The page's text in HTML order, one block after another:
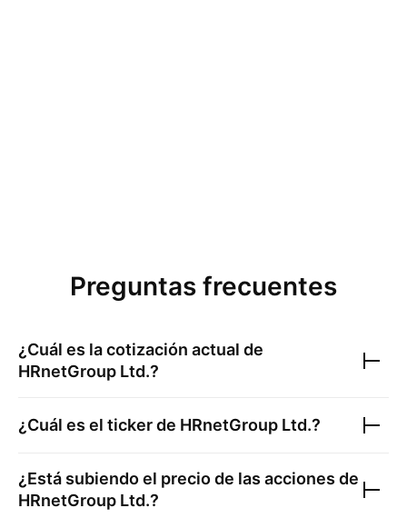
Preguntas frecuentes
¿Cuál es la cotización actual de
HRnetGroup Ltd.?
¿Cuál es el ticker de HRnetGroup Ltd.?
¿Está subiendo el precio de las acciones de
HRnetGroup Ltd.?